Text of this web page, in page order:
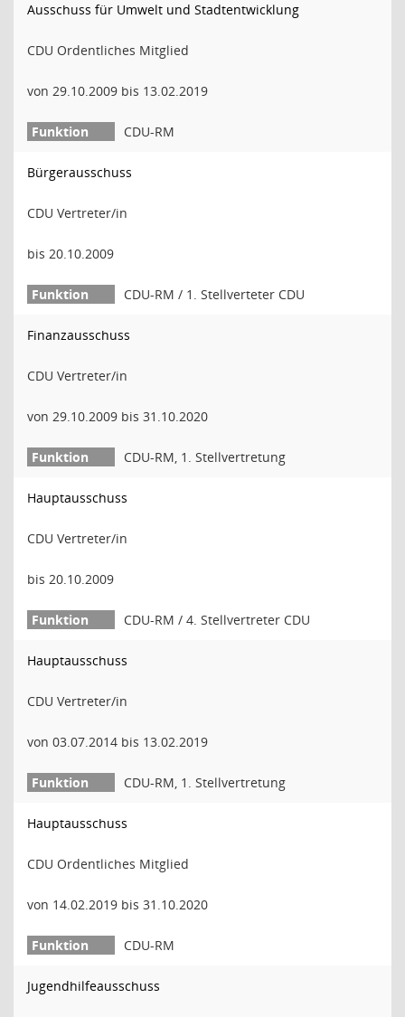
Ausschuss für Umwelt und Stadtentwicklung
CDU Ordentliches Mitglied
von 29.10.2009 bis 13.02.2019
CDU-RM
Bürgerausschuss
CDU Vertreter/in
bis 20.10.2009
CDU-RM / 1. Stellverteter CDU
Finanzausschuss
CDU Vertreter/in
von 29.10.2009 bis 31.10.2020
CDU-RM, 1. Stellvertretung
Hauptausschuss
CDU Vertreter/in
bis 20.10.2009
CDU-RM / 4. Stellvertreter CDU
Hauptausschuss
CDU Vertreter/in
von 03.07.2014 bis 13.02.2019
CDU-RM, 1. Stellvertretung
Hauptausschuss
CDU Ordentliches Mitglied
von 14.02.2019 bis 31.10.2020
CDU-RM
Jugendhilfeausschuss